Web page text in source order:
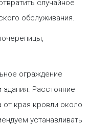
случайное
обслуживания.
ограждение
Расстояние
края кровли около
устанавливать